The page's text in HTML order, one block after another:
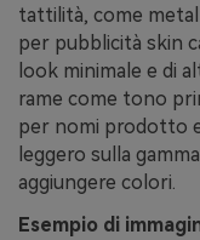
tattilità, come
per pubblicità skin
look minimale e di
rame come tono
per nomi prodotto
leggero sulla
aggiungere colori.
Esempio di